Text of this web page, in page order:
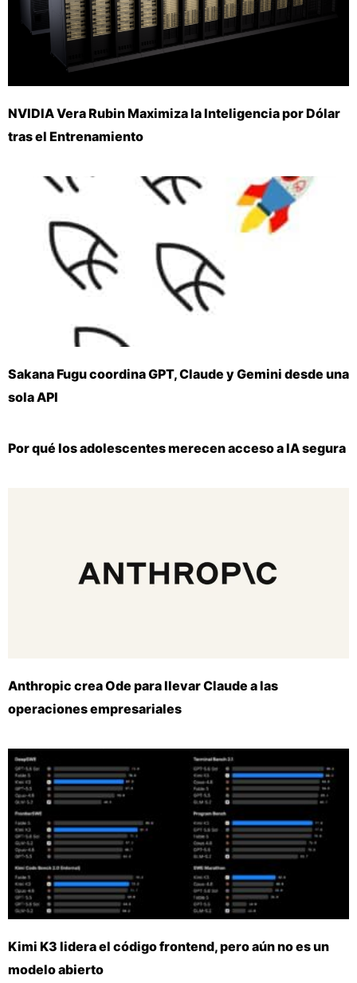
NVIDIA Vera Rubin Maximiza la Inteligencia por Dólar
tras el Entrenamiento
Sakana Fugu coordina GPT, Claude y Gemini desde una
sola API
Por qué los adolescentes merecen acceso a IA segura
Anthropic crea Ode para llevar Claude a las
operaciones empresariales
Kimi K3 lidera el código frontend, pero aún no es un
modelo abierto